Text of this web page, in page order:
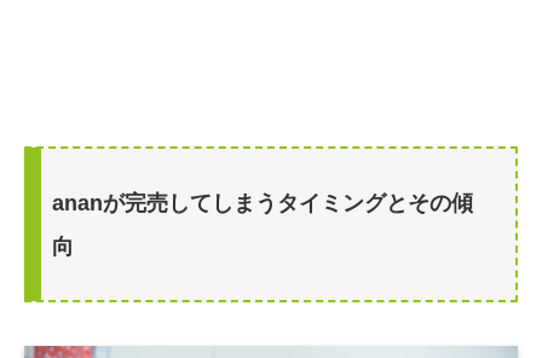
ananが完売してしまうタイミングとその傾
向